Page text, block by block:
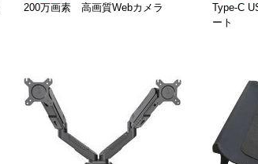
200万画素 高画質Webカメラ
Type-C
ート